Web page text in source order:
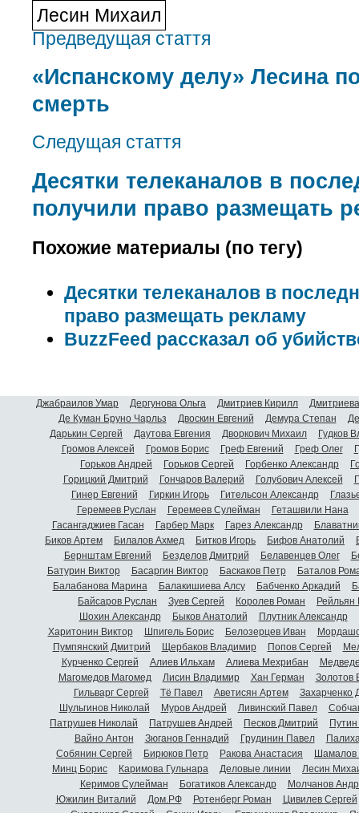
Лесин Михаил
Предведущая стаття
«Испанскому делу» Лесина
смерть
Следущая стаття
Десятки телеканалов в
получили право размещать
Похожие материалы (по тегу)
Десятки телеканалов в
право размещать рекламу
BuzzFeed рассказал об
Джабраилов Умар Дергунова Ольга Дмитриев Кирилл
Де Куман Бруно Чарльз
Двоскин Евгений Демура Степан
Дарькин Сергей
Даутова Евгения Дворкович Михаил
Гудков
Громов Алексей
Громов Борис Греф Евгений Греф Олег
Горьков Андрей
Горьков Сергей Горбенко Александр
Горицкий Дмитрий
Гончаров Валерий Голубович Алексей
Гинер Евгений
Гиркин Игорь Гительсон Александр
Геремеев Руслан
Геремеев Сулейман
Геташвили Нана
Гасангаджиев Гасан
Гарбер Марк Гарез Александр
Биков Артем
Билалов Ахмед Битков Игорь Бифов Анатолий
Бернштам Евгений
Безделов Дмитрий Белавенцев Олег
Батурин Виктор
Басаргин Виктор Баскаков Петр
Баталов
Балабанова Марина
Балакишиева Алсу Бабченко Аркадий
Байсаров Руслан
Зуев Сергей Королев Роман
Шохин Александр
Быков Анатолий Плутник Александр
Харитонин Виктор
Шпигель Борис Белозерцев Иван
Пумпянский Дмитрий
Щербаков Владимир Попов Сергей
Курченко Сергей
Алиев Ильхам Алиева Мехрибан
Магомедов Магомед
Лисин Владимир Хан Герман
Золотов
Гильварг Сергей
Тё Павел Аветисян Артем
Захарченко
Шульгинов Николай
Муров Андрей Ливинский Павел
Патрушев Николай
Патрушев Андрей Песков Дмитрий
Вайно Антон
Зюганов Геннадий Грудинин Павел
Собянин Сергей
Бирюков Петр Ракова Анастасия
Шамалов
Минц Борис
Каримова Гульнара Деловые линии
Лесин
Керимов Сулейман
Богатиков Александр
Молчанов
Южилин Виталий
Дом.РФ Ротенберг Роман
Цивилев Сергей